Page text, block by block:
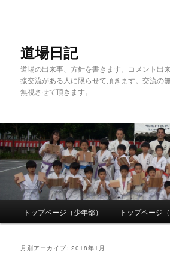
道場日記
道場の出来事、方針を書きます。コメント出
接交流がある人に限らせて頂きます。交流の
無視させて頂きます。
メ
サ
トップページ（少年部） トップページ
月別アーカイブ:2018年1月